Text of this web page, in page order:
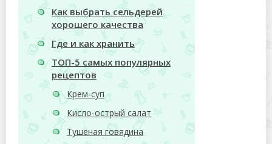
Как выбрать сельдерей
хорошего качества
Где и как хранить
ТОП-5 самых популярных
рецептов
Крем-суп
Кисло-острый салат
Тушеная говядина